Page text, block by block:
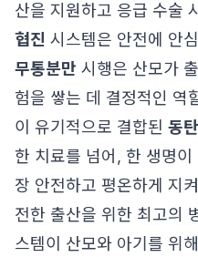
산을 지원하고 응급 수술
협진 시스템은 안전에 안
무통분만 시행은 산모가
험을 쌓는 데 결정적인 역
이 유기적으로 결합된 동
한 치료를 넘어, 한 생명
장 안전하고 평온하게 지
전한 출산을 위한 최고의
스템이 산모와 아기를 위